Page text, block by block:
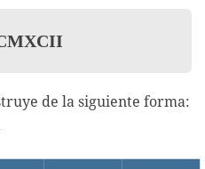
de la siguiente forma: